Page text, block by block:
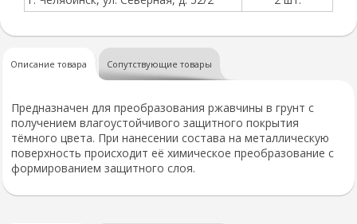
Описание товара Сопутствующие товары
Предназначен для преобразования ржавчины в грунт с
получением влагоустойчивого защитного покрытия
тёмного цвета. При нанесении состава на металлическую
поверхность происходит её химическое преобразование с
формированием защитного слоя.